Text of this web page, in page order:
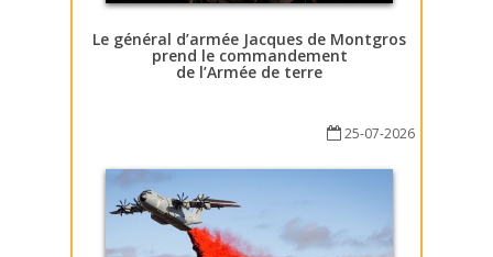
Le général d’armée Jacques de Montgros
prend le commandement
de l’Armée de terre
25-07-2026